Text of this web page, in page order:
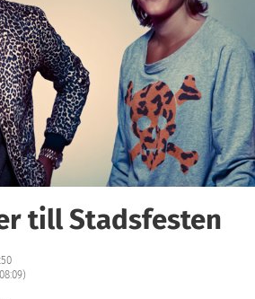
till Stadsfesten